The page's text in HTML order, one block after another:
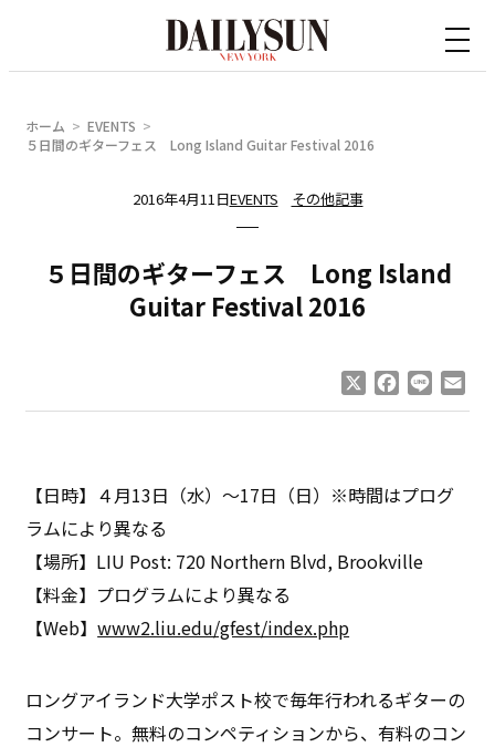
ホーム
EVENTS
５日間のギターフェス Long Island Guitar Festival 2016
2016年4月11日EVENTS その他記事
５日間のギターフェス Long Island
Guitar Festival 2016
Facebook
Line
【日時】４月13日（水）～17日（日）※時間はプログ
ラムにより異なる
【場所】LIU Post: 720 Northern Blvd, Brookville
【料金】プログラムにより異なる
【Web】www2.liu.edu/gfest/index.php
ロングアイランド大学ポスト校で毎年行われるギターの
コンサート。無料のコンペティションから、有料のコン